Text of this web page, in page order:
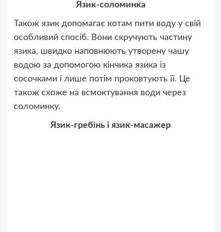
Язик-соломинка
Також язик допомагає котам пити воду у свій
особливий спосіб. Вони скручують частину
язика, швидко наповнюють утворену чашу
водою за допомогою кінчика язика із
сосочками і лише потім проковтують її. Це
також схоже на всмоктування води через
соломинку.
Язик-гребінь і язик-масажер